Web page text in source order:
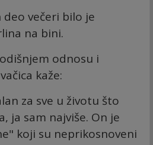
večeri bilo je
na bini.
odnosu i
kaže:
za sve u životu što
ja sam najviše. On je
koji su neprikosnoveni